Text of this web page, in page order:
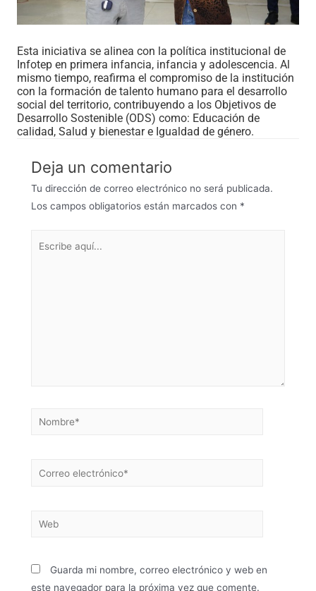
Esta iniciativa se alinea con la política institucional de
Infotep en primera infancia, infancia y adolescencia. Al
mismo tiempo, reafirma el compromiso de la institución
con la formación de talento humano para el desarrollo
social del territorio, contribuyendo a los Objetivos de
Desarrollo Sostenible (ODS) como: Educación de
calidad, Salud y bienestar e Igualdad de género.
Deja un comentario
Tu dirección de correo electrónico no será publicada.
Los campos obligatorios están marcados con *
Guarda mi nombre, correo electrónico y web en
este navegador para la próxima vez que comente.